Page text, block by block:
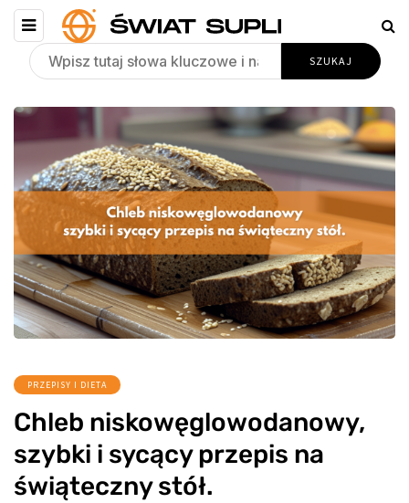
PRZEPISY I DIETA
Chleb niskowęglowodanowy,
szybki i sycący przepis na
świąteczny stół.